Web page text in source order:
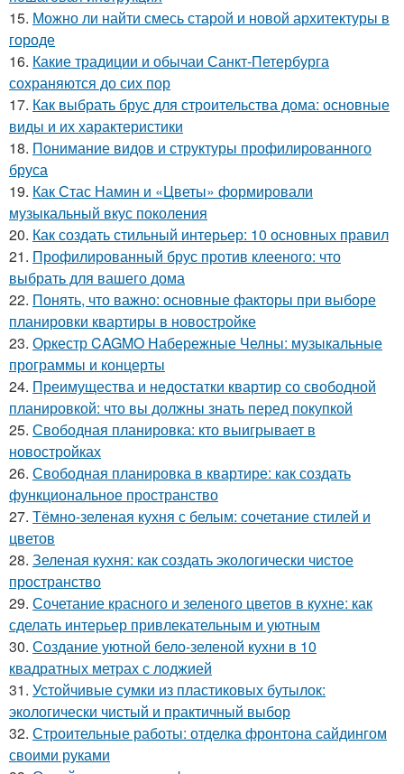
15. Можно ли найти смесь старой и новой архитектуры в
городе
16. Какие традиции и обычаи Санкт-Петербурга
сохраняются до сих пор
17. Как выбрать брус для строительства дома: основные
виды и их характеристики
18. Понимание видов и структуры профилированного
бруса
19. Как Стас Намин и «Цветы» формировали
музыкальный вкус поколения
20. Как создать стильный интерьер: 10 основных правил
21. Профилированный брус против клееного: что
выбрать для вашего дома
22. Понять, что важно: основные факторы при выборе
планировки квартиры в новостройке
23. Оркестр CAGMO Набережные Челны: музыкальные
программы и концерты
24. Преимущества и недостатки квартир со свободной
планировкой: что вы должны знать перед покупкой
25. Свободная планировка: кто выигрывает в
новостройках
26. Свободная планировка в квартире: как создать
функциональное пространство
27. Тёмно-зеленая кухня с белым: сочетание стилей и
цветов
28. Зеленая кухня: как создать экологически чистое
пространство
29. Сочетание красного и зеленого цветов в кухне: как
сделать интерьер привлекательным и уютным
30. Создание уютной бело-зеленой кухни в 10
квадратных метрах с лоджией
31. Устойчивые сумки из пластиковых бутылок:
экологически чистый и практичный выбор
32. Строительные работы: отделка фронтона сайдингом
своими руками